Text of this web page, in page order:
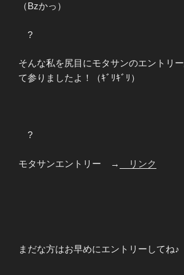
（Bzかっ）
?
そんな私を尻目にモタサンのエントリ
て参りましたよ！（ｷﾞﾘｷﾞﾘ）
?
モタサンエントリー → リンク
まだな方はお早めにエントリーしてね♪